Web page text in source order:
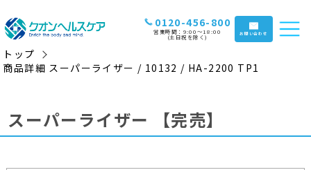
0120-456-800
営業時間：9:00〜18:00
(土日祝を除く) お問い合わせ
トップ
商品詳細 スーパーライザー / 10132 / HA-2200 TP1
スーパーライザー 【完売】